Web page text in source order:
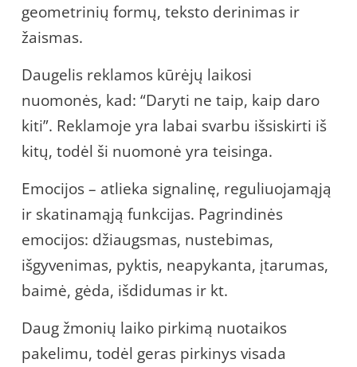
geometrinių formų, teksto derinimas ir
žaismas.
Daugelis reklamos kūrėjų laikosi
nuomonės, kad: “Daryti ne taip, kaip daro
kiti”. Reklamoje yra labai svarbu išsiskirti iš
kitų, todėl ši nuomonė yra teisinga.
Emocijos – atlieka signalinę, reguliuojamąją
ir skatinamąją funkcijas. Pagrindinės
emocijos: džiaugsmas, nustebimas,
išgyvenimas, pyktis, neapykanta, įtarumas,
baimė, gėda, išdidumas ir kt.
Daug žmonių laiko pirkimą nuotaikos
pakelimu, todėl geras pirkinys visada